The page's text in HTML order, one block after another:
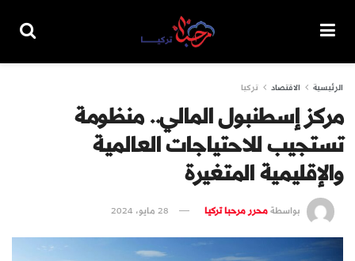
الرئيسية الاقتصاد تركيا
مركز إسطنبول المالي.. منظومة
تستجيب للاحتياجات العالمية
والإقليمية المتغيرة
بواسطةمحرر مرحبا تركيا 28 مايو، 2024